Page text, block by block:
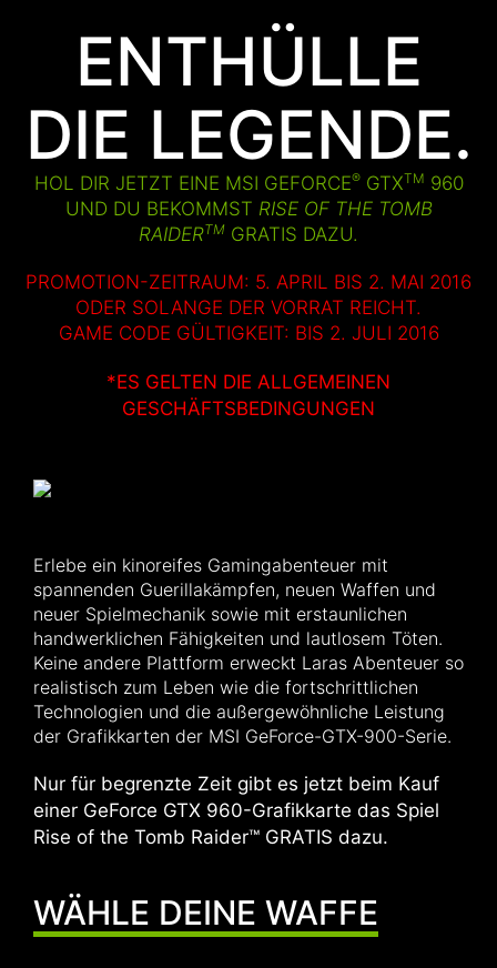
ENTHÜLLE
DIE LEGENDE.
HOL DIR JETZT EINE MSI GEFORCE®GTXTM 960
UND DU BEKOMMST RISE OF THE TOMB
RAIDERTM GRATIS DAZU.
PROMOTION-ZEITRAUM: 5. APRIL BIS 2. MAI 2016
ODER SOLANGE DER VORRAT REICHT.
GAME CODE GÜLTIGKEIT: BIS 2. JULI 2016
*ES GELTEN DIE ALLGEMEINEN
GESCHÄFTSBEDINGUNGEN
Erlebe ein kinoreifes Gamingabenteuer mit
spannenden Guerillakämpfen, neuen Waffen und
neuer Spielmechanik sowie mit erstaunlichen
handwerklichen Fähigkeiten und lautlosem Töten.
Keine andere Plattform erweckt Laras Abenteuer so
realistisch zum Leben wie die fortschrittlichen
Technologien und die außergewöhnliche Leistung
der Grafikkarten der MSI GeForce-GTX-900-Serie.
Nur für begrenzte Zeit gibt es jetzt beim Kauf
einer GeForce GTX 960-Grafikkarte das Spiel
Rise of the Tomb Raider™ GRATIS dazu.
WÄHLE DEINE WAFFE